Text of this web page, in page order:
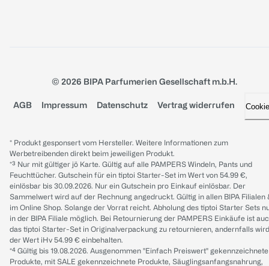
© 2026 BIPA Parfumerien Gesellschaft m.b.H.
AGB Impressum Datenschutz Vertrag widerrufen
* Produkt gesponsert vom Hersteller. Weitere Informationen zum
Werbetreibenden direkt beim jeweiligen Produkt.
*³ Nur mit gültiger jö Karte. Gültig auf alle PAMPERS Windeln, Pants und
Feuchttücher. Gutschein für ein tiptoi Starter-Set im Wert von 54.99 €,
einlösbar bis 30.09.2026. Nur ein Gutschein pro Einkauf einlösbar. Der
Sammelwert wird auf der Rechnung angedruckt. Gültig in allen BIPA Filialen
im Online Shop. Solange der Vorrat reicht. Abholung des tiptoi Starter Sets
in der BIPA Filiale möglich. Bei Retournierung der PAMPERS Einkäufe ist
das tiptoi Starter-Set in Originalverpackung zu retournieren, andernfalls wird
der Wert iHv 54.99 € einbehalten.
*⁴ Gültig bis 19.08.2026. Ausgenommen "Einfach Preiswert" gekennzeichnete
Produkte, mit SALE gekennzeichnete Produkte, Säuglingsanfangsnahrung,